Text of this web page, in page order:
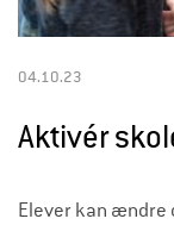
04.10.23
Aktivér
Elever kan ændre